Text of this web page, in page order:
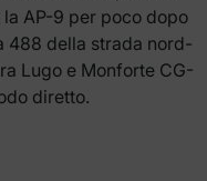
AP-9 per poco dopo
488 della strada nord-
Lugo e Monforte CG-
diretto.